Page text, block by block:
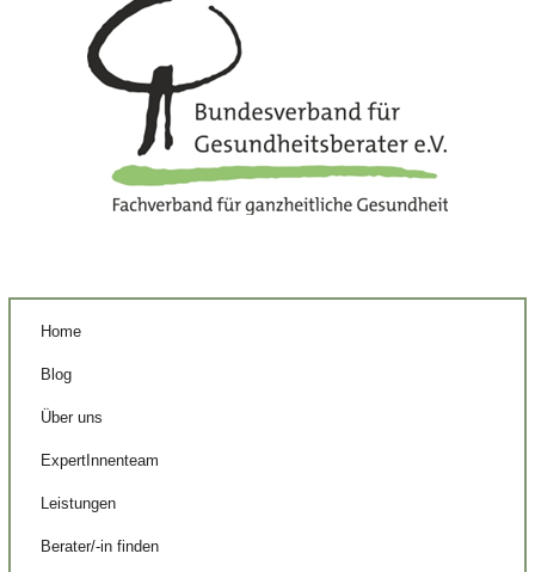
Home
Blog
Über uns
ExpertInnenteam
Leistungen
Berater/-in finden